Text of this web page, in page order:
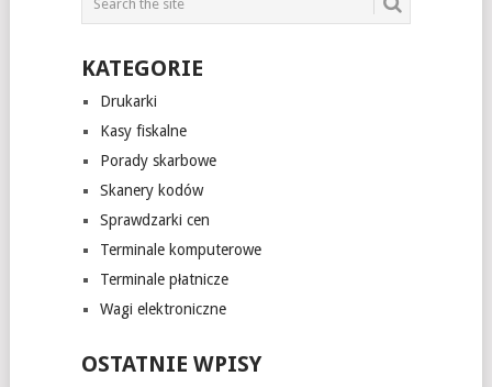
KATEGORIE
Drukarki
Kasy fiskalne
Porady skarbowe
Skanery kodów
Sprawdzarki cen
Terminale komputerowe
Terminale płatnicze
Wagi elektroniczne
OSTATNIE WPISY